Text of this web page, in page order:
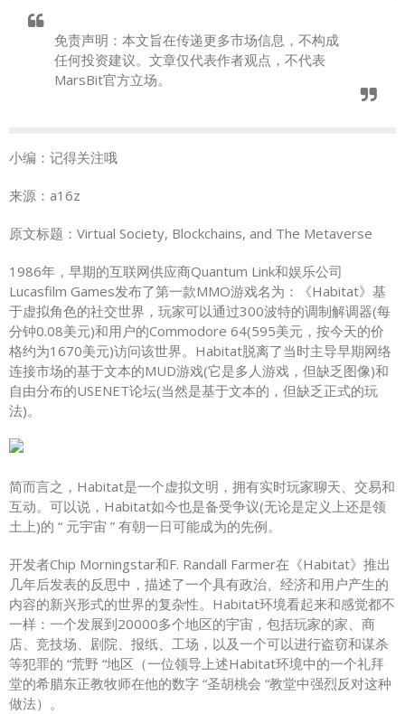
免责声明：本文旨在传递更多市场信息，不构成
任何投资建议。文章仅代表作者观点，不代表
MarsBit官方立场。
小编：记得关注哦
来源：a16z
原文标题：Virtual Society, Blockchains, and The Metaverse
1986年，早期的互联网供应商Quantum Link和娱乐公司
Lucasfilm Games发布了第一款MMO游戏名为：《Habitat》基
于虚拟角色的社交世界，玩家可以通过300波特的调制解调器(每
分钟0.08美元)和用户的Commodore 64(595美元，按今天的价
格约为1670美元)访问该世界。Habitat脱离了当时主导早期网络
连接市场的基于文本的MUD游戏(它是多人游戏，但缺乏图像)和
自由分布的USENET论坛(当然是基于文本的，但缺乏正式的玩
法)。
简而言之，Habitat是一个虚拟文明，拥有实时玩家聊天、交易和
互动。可以说，Habitat如今也是备受争议(无论是定义上还是领
土上)的 “ 元宇宙 ” 有朝一日可能成为的先例。
开发者Chip Morningstar和F. Randall Farmer在《Habitat》推出
几年后发表的反思中，描述了一个具有政治、经济和用户产生的
内容的新兴形式的世界的复杂性。Habitat环境看起来和感觉都不
一样：一个发展到20000多个地区的宇宙，包括玩家的家、商
店、竞技场、剧院、报纸、工场，以及一个可以进行盗窃和谋杀
等犯罪的 “荒野 “地区（一位领导上述Habitat环境中的一个礼拜
堂的希腊东正教牧师在他的数字 “圣胡桃会 “教堂中强烈反对这种
做法）。